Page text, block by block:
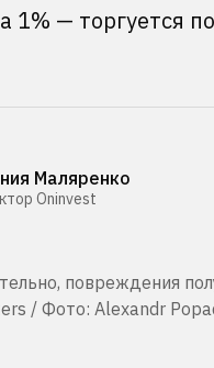
1% — торгуется
Маляренко
Oninvest
повреждения
/ Фото: Alexandr